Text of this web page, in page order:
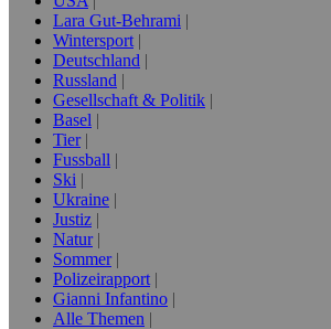
Lara Gut-Behrami
Wintersport
Deutschland
Russland
Gesellschaft & Politik
Basel
Tier
Fussball
Ski
Ukraine
Justiz
Natur
Sommer
Polizeirapport
Gianni Infantino
Alle Themen